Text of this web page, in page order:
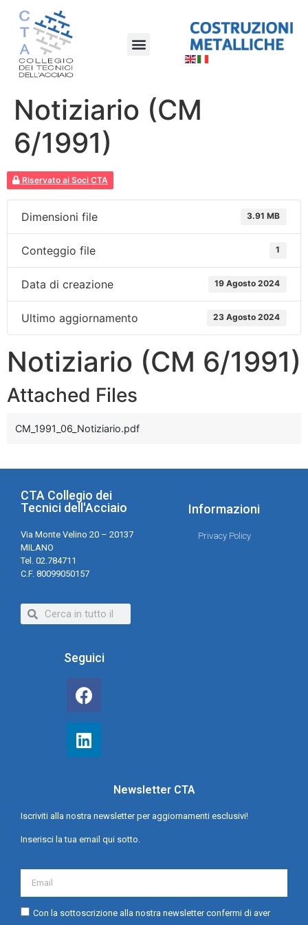
Notiziario (CM
6/1991)
Riservato ai Soci CTA
Dimensioni file 3.91 MB
Conteggio file 1
Data di creazione 19 Agosto 2024
Ultimo aggiornamento 23 Agosto 2024
Notiziario (CM 6/1991)
Attached Files
CM_1991_06_Notiziario.pdf
CTA Collegio dei
Tecnici dell'Acciaio
Via Monte Velino 20 – 20137
MILANO
Tel. 02.784711
C.F. 80099050157
Informazioni
Privacy Policy
Seguici
Newsletter CTA
Iscriviti alla nostra newsletter per aggiornamenti esclusivi!
Inserisci la tua email qui sotto.
Con la sottoscrizione alla nostra newsletter confermi di aver